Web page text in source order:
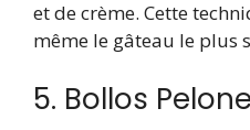
et de crème. Cette
même le gâteau le plus
5. Bollos